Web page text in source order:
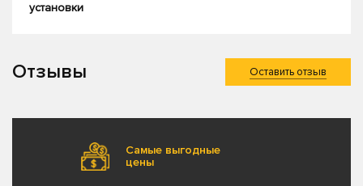
установки
Отзывы Оставить отзыв
Самые выгодные
цены